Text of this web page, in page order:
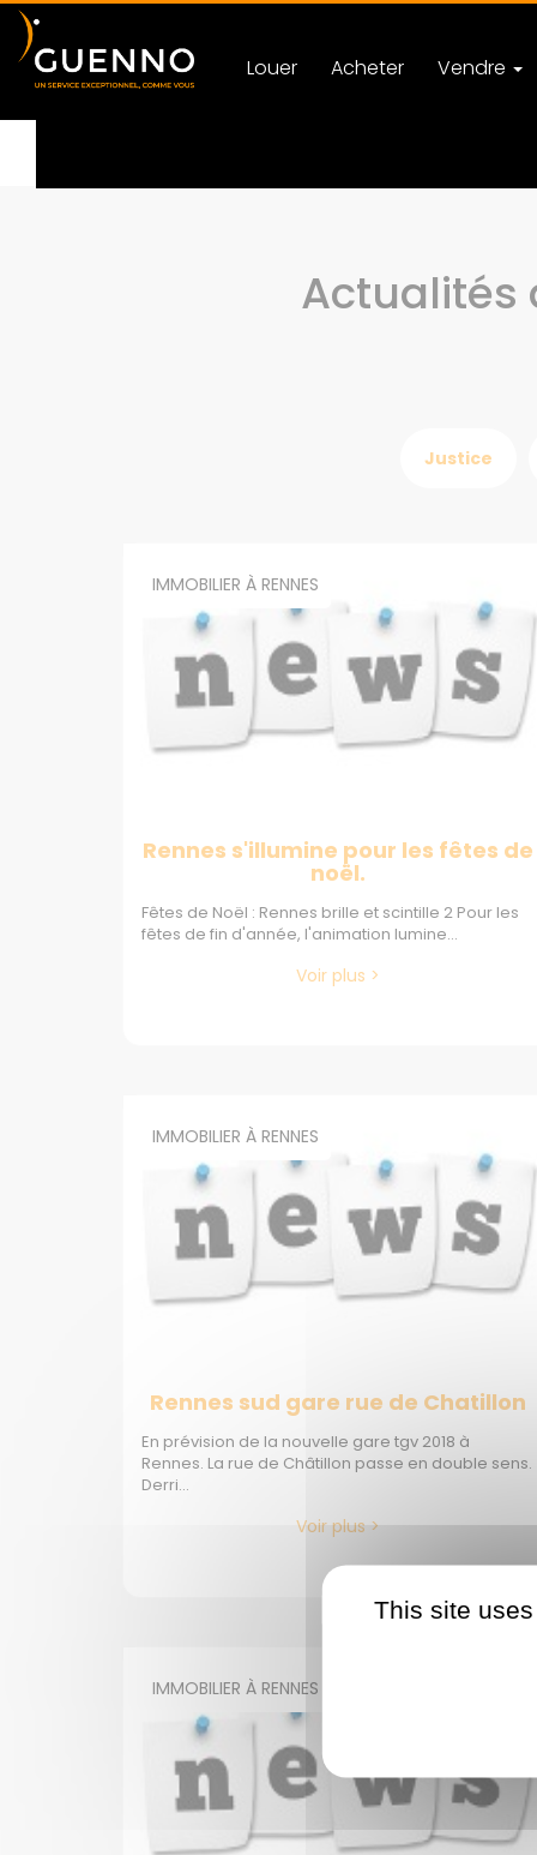
Louer Acheter Vendre
Actualités
Justice
IMMOBILIER À RENNES
Rennes s'illumine pour les fêtes de
noël.
Fêtes de Noël : Rennes brille et scintille 2 Pour les
fêtes de fin d'année, l'animation lumine...
Voir plus >
IMMOBILIER À RENNES
Rennes sud gare rue de Chatillon
En prévision de la nouvelle gare tgv 2018 à
Rennes. La rue de Châtillon passe en double sens.
Derri...
Voir plus >
IMMOBILIER À RENNES
This site